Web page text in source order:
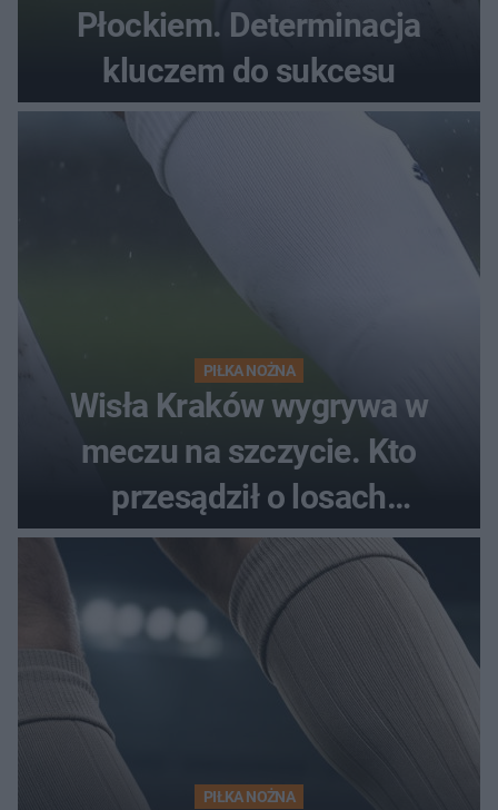
Płockiem. Determinacja
kluczem do sukcesu
PIŁKA NOŻNA
Wisła Kraków wygrywa w
meczu na szczycie. Kto
przesądził o losach
spotkania?
PIŁKA NOŻNA